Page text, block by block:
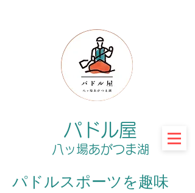
パドル屋
八ッ場あがつま湖
パドルスポーツを趣味